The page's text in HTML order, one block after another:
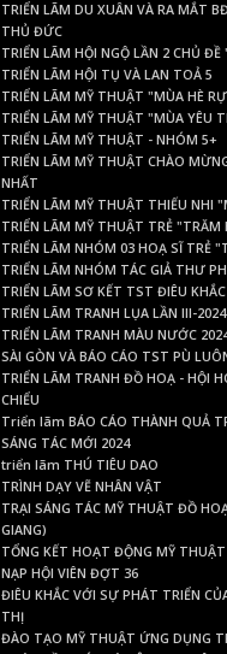
TRIỂN LÃM DU XUÂN VÀ RA MẮT
THỦ ĐỨC
TRIỂN LÃM HỘI NGỘ LẦN 2 CHỦ
TRIỂN LÃM HỘI TỤ VÀ LAN TOẢ 5
TRIỂN LÃM MỸ THUẬT "MÙA HÈ
TRIỂN LÃM MỸ THUẬT "MÙA YÊU
TRIỂN LÃM MỸ THUẬT - NHÓM 5+
TRIỂN LÃM MỸ THUẬT CHÀO
NHẤT
TRIỂN LÃM MỸ THUẬT THIẾU NHI
TRIỂN LÃM MỸ THUẬT TRẺ "TRĂM
TRIỂN LÃM NHÓM 03 HOẠ SĨ TRẺ
TRIỂN LÃM NHÓM TÁC GIẢ THƯ
TRIỂN LÃM SƠ KẾT TST ĐIÊU
TRIỂN LÃM TRANH LỤA LẦN III-2024
TRIỂN LÃM TRANH MÀU NƯỚC
SÀI GÒN VÀ BÁO CÁO TST PÙ
TRIỂN LÃM TRANH ĐỒ HOẠ - HỘI
CHIỂU
Triển lãm BÁO CÁO THÀNH QUẢ
SÁNG TÁC MỚI 2024
triển lãm THÚ TIÊU DAO
TRÌNH DẠY VẼ NHÂN VẬT
TRẠI SÁNG TÁC MỸ THUẬT ĐỒ
GIANG)
TỔNG KẾT HOẠT ĐỘNG MỸ
NẠP HỘI VIÊN ĐỢT 36
ĐIÊU KHẮC VỚI SỰ PHÁT TRIỂN
THỊ
ĐÀO TẠO MỸ THUẬT ỨNG DỤNG